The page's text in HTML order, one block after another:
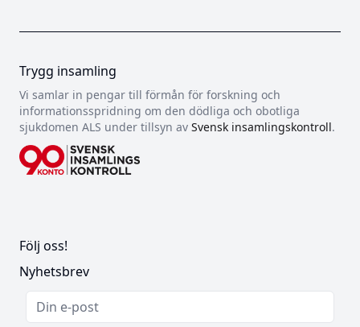
Trygg insamling
Vi samlar in pengar till förmån för forskning och
informationsspridning om den dödliga och obotliga
sjukdomen ALS under tillsyn av Svensk insamlingskontroll.
Följ oss!
Nyhetsbrev